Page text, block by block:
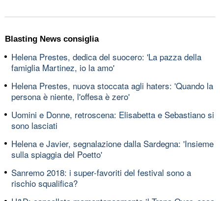
Blasting News consiglia
Helena Prestes, dedica del suocero: 'La pazza della
famiglia Martinez, io la amo'
Helena Prestes, nuova stoccata agli haters: 'Quando la
persona è niente, l'offesa è zero'
Uomini e Donne, retroscena: Elisabetta e Sebastiano si
sono lasciati
Helena e Javier, segnalazione dalla Sardegna: 'Insieme
sulla spiaggia del Poetto'
Sanremo 2018: i super-favoriti del festival sono a
rischio squalifica?